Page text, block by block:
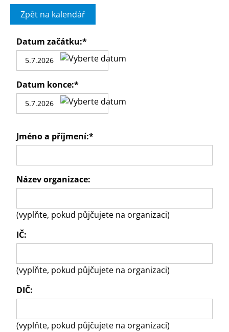
Zpět na kalendář
Datum začátku:*
Datum konce:*
Jméno a příjmení:*
Název organizace:
(vyplňte, pokud půjčujete na organizaci)
IČ:
(vyplňte, pokud půjčujete na organizaci)
DIČ:
(vyplňte, pokud půjčujete na organizaci)